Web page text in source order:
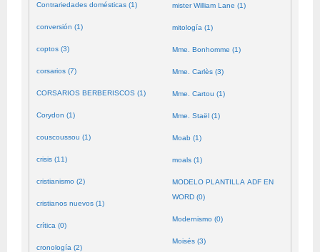
Contrariedades domésticas (1)
conversión (1)
coptos (3)
corsarios (7)
CORSARIOS BERBERISCOS (1)
Corydon (1)
couscoussou (1)
crisis (11)
cristianismo (2)
cristianos nuevos (1)
crítica (0)
cronología (2)
mister William Lane (1)
mitología (1)
Mme. Bonhomme (1)
Mme. Carlès (3)
Mme. Cartou (1)
Mme. Staël (1)
Moab (1)
moals (1)
MODELO PLANTILLA ADF EN
WORD (0)
Modernismo (0)
Moisés (3)